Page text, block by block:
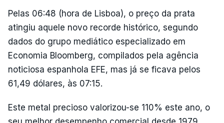
Pelas 06:48 (hora de Lisboa), o preço da prata
atingiu aquele novo recorde histórico, segundo
dados do grupo mediático especializado em
Economia Bloomberg, compilados pela agência
noticiosa espanhola EFE, mas já se ficava pelos
61,49 dólares, às 07:15.
Este metal precioso valorizou-se 110% este ano, o